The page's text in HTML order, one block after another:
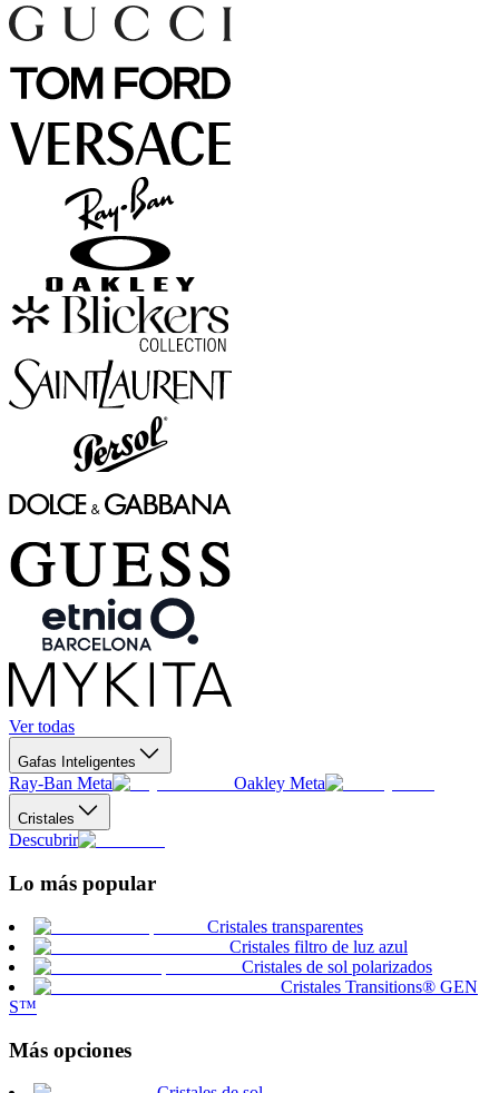
Ver todas
Gafas Inteligentes
Ray-Ban Meta Oakley Meta
Cristales
Descubrir
Lo más popular
Cristales transparentes
Cristales filtro de luz azul
Cristales de sol polarizados
Cristales Transitions® GEN
S™
Más opciones